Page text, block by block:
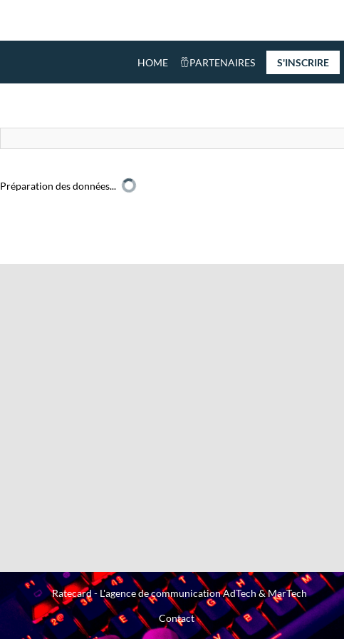
HOME PARTENAIRES S'INSCRIRE
Préparation des données...
Ratecard - L'agence de communication AdTech & MarTech
Contact